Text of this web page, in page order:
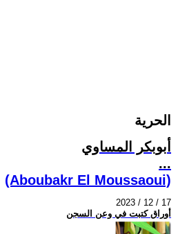
الحرية
أبوبكر المساوي
...
(Aboubakr El Moussaoui)
2023 / 12 / 17
أوراق كتبت في وعن السجن